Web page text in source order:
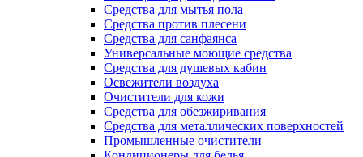
Средства для мытья пола
Средства против плесени
Средства для санфаянса
Универсальные моющие средства
Средства для душевых кабин
Освежители воздуха
Очистители для кожи
Средства для обезжиривания
Средства для металлических поверхностей
Промышленные очистители